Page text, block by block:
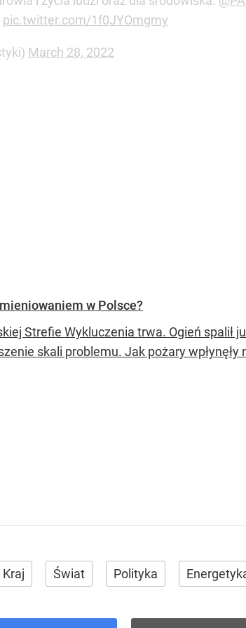
pic.twitter.com/1f0JYOmgmy
March 28, 2022
w Polsce?
Strefie Wykluczenia trwa. Ogień spalił
skali problemu. Jak pożary
Kraj Świat Polityka